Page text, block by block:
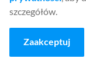
Company No:
szczegółów.
Zaakceptuj